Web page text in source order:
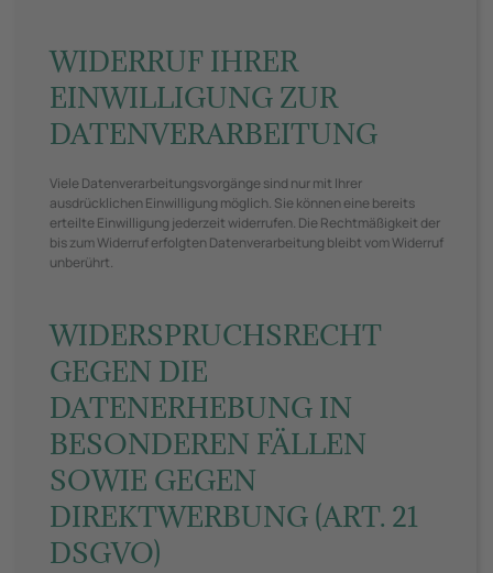
WIDERRUF IHRER
EINWILLIGUNG ZUR
DATENVERARBEITUNG
Viele Datenverarbeitungsvorgänge sind nur mit Ihrer
ausdrücklichen Einwilligung möglich. Sie können eine bereits
erteilte Einwilligung jederzeit widerrufen. Die Rechtmäßigkeit der
bis zum Widerruf erfolgten Datenverarbeitung bleibt vom Widerruf
unberührt.
WIDERSPRUCHSRECHT
GEGEN DIE
DATENERHEBUNG IN
BESONDEREN FÄLLEN
SOWIE GEGEN
DIREKTWERBUNG (ART. 21
DSGVO)